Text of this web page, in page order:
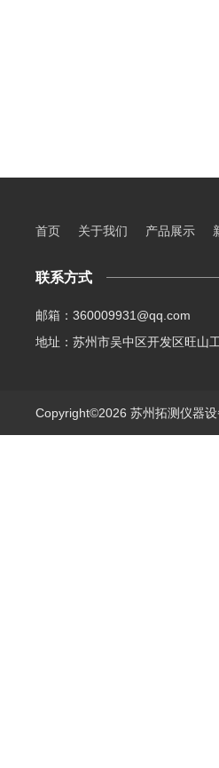
首页 关于我们 产品展示
联系方式
邮箱：360009931@qq.com
地址：苏州市吴中区开发区旺山
Copyright©2026 苏州拓测仪器